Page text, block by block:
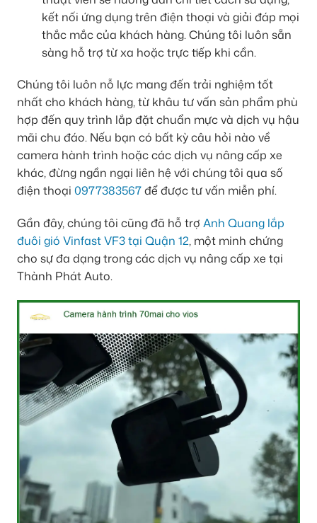
kết nối ứng dụng trên điện thoại và giải đáp mọi
thắc mắc của khách hàng. Chúng tôi luôn sẵn
sàng hỗ trợ từ xa hoặc trực tiếp khi cần.
Chúng tôi luôn nỗ lực mang đến trải nghiệm tốt
nhất cho khách hàng, từ khâu tư vấn sản phẩm phù
hợp đến quy trình lắp đặt chuẩn mực và dịch vụ hậu
mãi chu đáo. Nếu bạn có bất kỳ câu hỏi nào về
camera hành trình hoặc các dịch vụ nâng cấp xe
khác, đừng ngần ngại liên hệ với chúng tôi qua số
điện thoại 0977383567để được tư vấn miễn phí.
Gần đây, chúng tôi cũng đã hỗ trợ Anh Quang lắp
đuôi gió Vinfast VF3 tại Quận 12, một minh chứng
cho sự đa dạng trong các dịch vụ nâng cấp xe tại
Thành Phát Auto.